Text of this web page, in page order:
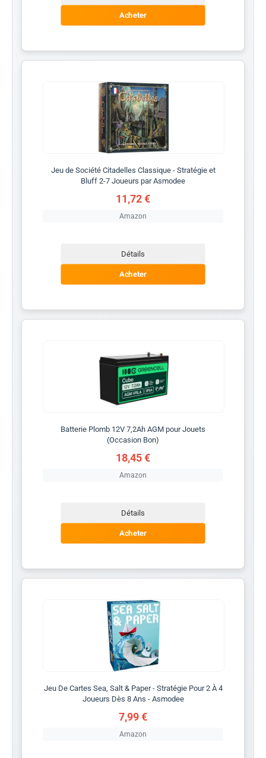
Acheter
Jeu de Société Citadelles Classique - Stratégie et
Bluff 2-7 Joueurs par Asmodee
11,72 €
Amazon
Détails
Acheter
Batterie Plomb 12V 7,2Ah AGM pour Jouets
(Occasion Bon)
18,45 €
Amazon
Détails
Acheter
Jeu De Cartes Sea, Salt & Paper - Stratégie Pour 2 À 4
Joueurs Dès 8 Ans - Asmodee
7,99 €
Amazon